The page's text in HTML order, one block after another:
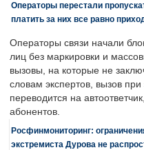
Операторы перестали
платить за них все равно
Операторы связи начали
лиц без маркировки и
вызовы, на которые не
словам экспертов, вызов
переводится на
абонентов.
Росфинмониторинг:
экстремиста Дурова не